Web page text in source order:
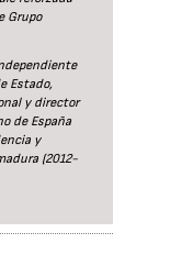
Grupo
Estado,
y director
de España
y
(2012-